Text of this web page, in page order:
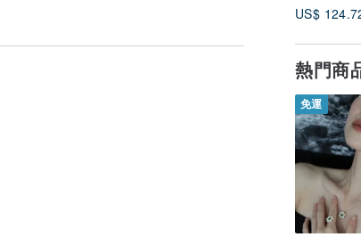
US$
熱門商
免運